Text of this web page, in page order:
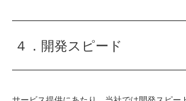
４．開発スピード